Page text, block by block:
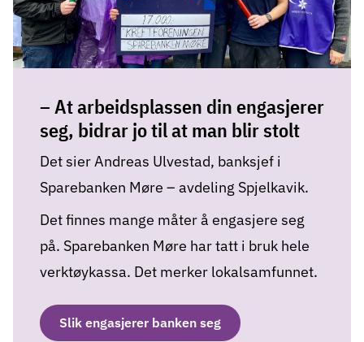
– At arbeidsplassen din engasjerer
seg, bidrar jo til at man blir stolt
Det sier Andreas Ulvestad, banksjef i
Sparebanken Møre – avdeling Spjelkavik.
Det finnes mange måter å engasjere seg
på. Sparebanken Møre har tatt i bruk hele
verktøykassa. Det merker lokalsamfunnet.
Slik engasjerer banken seg